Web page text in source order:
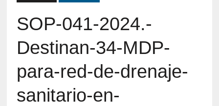
SOP-041-2024.-
Destinan-34-MDP-
para-red-de-drenaje-
sanitario-en-